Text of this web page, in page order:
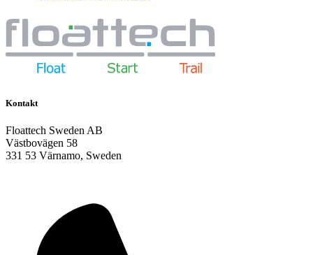
Kontakt
Floattech Sweden AB
Västbovägen 58
331 53 Värnamo, Sweden